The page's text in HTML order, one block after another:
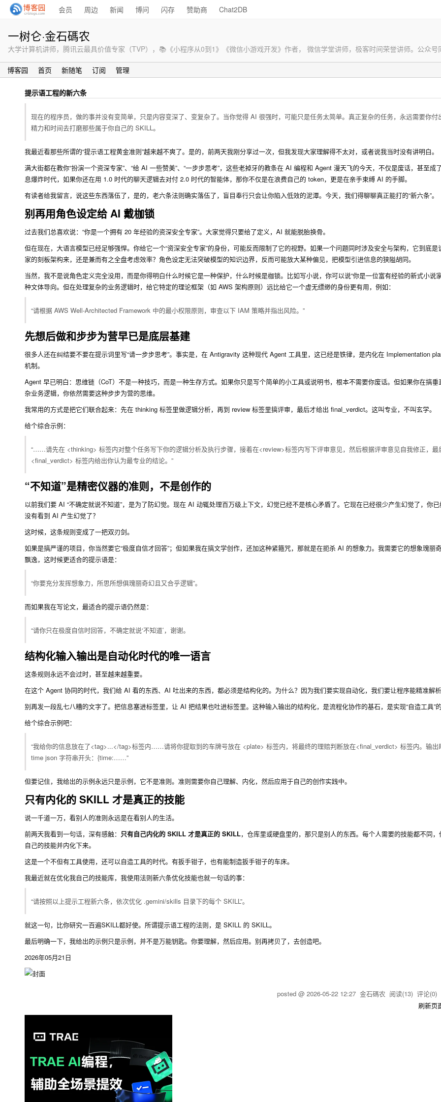
会员 周边 新闻 博问 闪存 赞助商 Chat2DB
一树仑·金石碼农
大学计算机讲师，腾讯云最具价值专家（TVP），📚《小程序从0到1》《微信小游戏开发》作者， 微信学堂讲师，极客时间荣誉讲师。公众号
博客园 首页 新随笔 订阅 管理
提示语工程的新六条
现在的程序员，做的事并没有变简单，只是内容变深了、变复杂了。当你觉得 AI 很强时，可能只是任务太简单。真正复杂的任务，永远需要你付
精力和时间去打磨那些属于你自己的 SKILL。
我最近看那些所谓的“提示语工程黄金准则”越来越不爽了。是的，前两天我刚分享过一次，但我发现大家理解得不太对，或者说我当时没有讲明白。
满大街都在教你“扮演一个资深专家”、“给 AI 一些赞美”、“一步步思考”，这些老掉牙的教条在 AI 编程和 Agent 漫天飞的今天，不仅是废话，甚至成
息爆炸时代，如果你还在用 1.0 时代的聊天逻辑去对付 2.0 时代的智能体，那你不仅是在浪费自己的 token，更是在亲手束缚 AI 的手脚。
有读者给我留言，说这些东西落伍了，是的，老六条法则确实落伍了，盲目奉行只会让你陷入低效的泥潭。今天，我们得聊聊真正能打的“新六条”。
别再用角色设定给 AI 戴枷锁
过去我们总喜欢说：“你是一个拥有 20 年经验的资深安全专家”。大家觉得只要给了定义，AI 就能脱胎换骨。
但在现在，大语言模型已经足够强悍。你给它一个“资深安全专家”的身份，可能反而限制了它的视野。如果一个问题同时涉及安全与架构，它到底是
家的刻板架构来，还是兼而有之全盘考虑效率？角色设定无法突破模型的知识边界，反而可能放大某种偏见，把模型引进信息的狭隘胡同。
当然，我不是说角色定义完全没用，而是你得明白什么时候它是一种保护，什么时候是枷锁。比如写小说，你可以说“你是一位富有经验的新式小说
种文体导向。但在处理复杂的业务逻辑时，给它特定的理论框架（如 AWS 架构原则）远比给它一个虚无缥缈的身份更有用，例如：
“请根据 AWS Well-Architected Framework 中的最小权限原则，审查以下 IAM 策略并指出风险。”
先想后做和步步为营早已是底层基建
很多人还在纠结要不要在提示词里写“请一步步思考”。事实是，在 Antigravity 这种现代 Agent 工具里，这已经是铁律，是内化在 Implementation
机制。
Agent 早已明白：思维链（CoT）不是一种技巧，而是一种生存方式。如果你只是写个简单的小工具或说明书，根本不需要你废话。但如果你在搞垂
杂业务逻辑，你依然需要这种步步为营的思维。
我常用的方式是把它们联合起来：先在 thinking 标签里做逻辑分析，再到 review 标签里搞评审，最后才给出 final_verdict。这叫专业，不叫玄学。
给个综合示例：
“……请先在 <thinking> 标签内对整个任务写下你的逻辑分析及执行步骤，接着在<review>标签内写下评审意见，然后根据评审意见自我修正，最
<final_verdict> 标签内给出你认为最专业的结论。”
“不知道”是精密仪器的准则，不是创作的
以前我们要 AI “不确定就说不知道”，是为了防幻觉。现在 AI 动辄处理百万级上下文，幻觉已经不是核心矛盾了。它现在已经很少产生幻觉了，你
没有看到 AI 产生幻觉了？
这时候，这条规则变成了一把双刃剑。
如果是搞严谨的项目，你当然要它“极度自信才回答”；但如果我在搞文学创作，还加这种紧箍咒，那就是在扼杀 AI 的想象力。我需要它的想象瑰丽
飘逸，这时候更适合的提示语是：
“你要充分发挥想象力，所思所想俱瑰丽奇幻且又合乎逻辑”。
而如果我在写论文，最适合的提示语仍然是：
“请你只在极度自信时回答，不确定就说‘不知道’，谢谢。
结构化输入输出是自动化时代的唯一语言
这条规则永远不会过时，甚至越来越重要。
在这个 Agent 协同的时代，我们给 AI 看的东西、AI 吐出来的东西，都必须是结构化的。为什么？因为我们要实现自动化，我们要让程序能精准解析
别再发一段乱七八糟的文字了。把信息塞进标签里，让 AI 把结果也吐进标签里。这种输入输出的结构化，是流程化协作的基石，是实现“自造工具”的
给个综合示例吧：
“我给你的信息放在了<tag>...</tag>标签内……请将你提取到的车牌号放在 <plate> 标签内，将最终的理赔判断放在<final_verdict> 标签内。输出
time json 字符串开头： {time:……”
但要记住，我给出的示例永远只是示例，它不是准则。准则需要你自己理解、内化，然后应用于自己的创作实践中。
只有内化的 SKILL 才是真正的技能
说一千道一万，看别人的准则永远是在看别人的生活。
前两天我看到一句话，深有感触： 只有自己内化的 SKILL 才是真正的 SKILL，仓库里或硬盘里的，那只是别人的东西。每个人需要的技能都不同
自己的技能并内化下来。
这是一个不但有工具使用，还可以自造工具的时代。有扳手钳子，也有能制造扳手钳子的车床。
我最近就在优化我自己的技能库，我使用法则新六条优化技能也就一句话的事：
“请按照以上提示工程新六条，依次优化 .gemini/skills 目录下的每个 SKILL”。
就这一句，比你研究一百遍SKILL都好使。所谓提示语工程的法则，是 SKILL 的 SKILL。
最后明确一下，我给出的示例只是示例，并不是万能钥匙。你要理解，然后应用。别再拷贝了，去创造吧。
2026年05月21日
posted @ 2026-05-22 12:27 金石碼农 阅读(13) 评论(0)
刷新页